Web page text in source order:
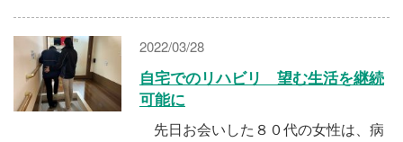
2022/03/28
自宅でのリハビリ 望む生活を継続
可能に
先日お会いした８０代の女性は、病